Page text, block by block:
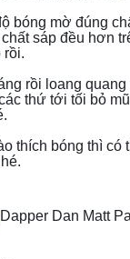
bóng mờ đúng
sáp đều hơn
rồi.
rồi loang
thứ tới tối bỏ
thích bóng thì có